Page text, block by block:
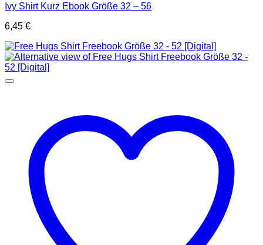
Ivy Shirt Kurz Ebook Größe 32 – 56
6,45 €